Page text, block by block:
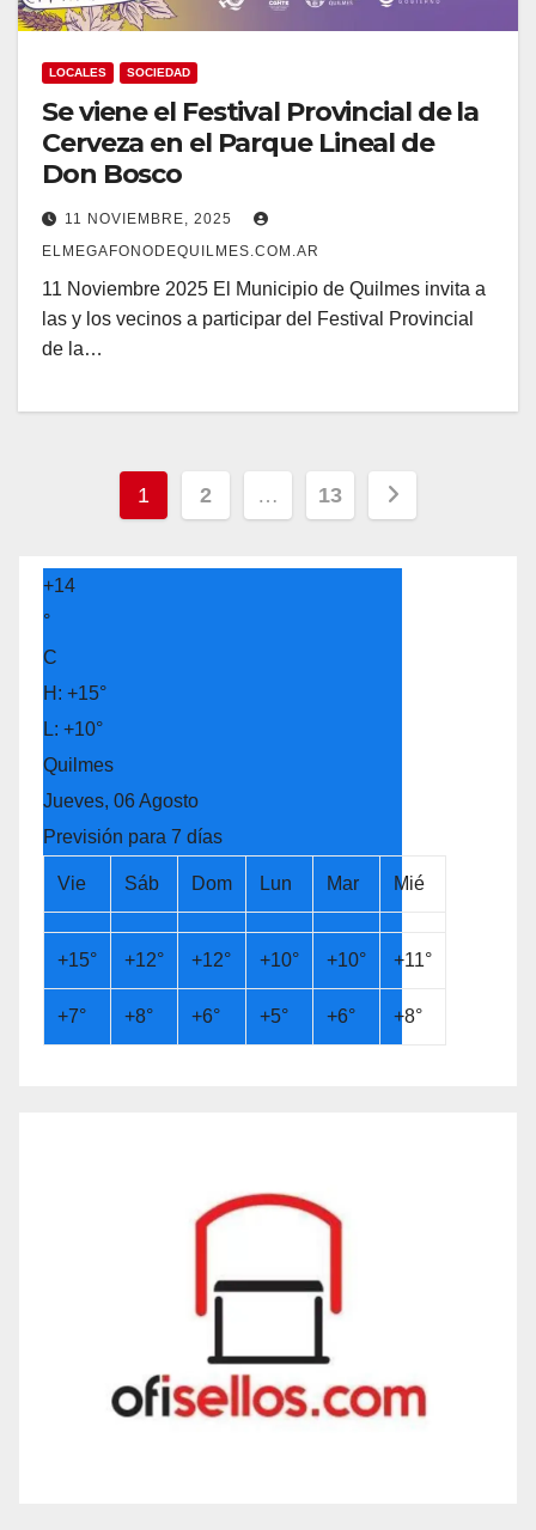
LOCALES SOCIEDAD
Se viene el Festival Provincial de la
Cerveza en el Parque Lineal de
Don Bosco
11 NOVIEMBRE, 2025
ELMEGAFONODEQUILMES.COM.AR
11 Noviembre 2025 El Municipio de Quilmes invita a
las y los vecinos a participar del Festival Provincial
de la…
Navegación
1 2 … 13
+14
°
C
H: +15°
L: +10°
Quilmes
Jueves, 06 Agosto
Previsión para 7 días
Vie Sáb Dom Lun Mar Mié
+15° +12° +12° +10° +10° +11°
+7° +8° +6° +5° +6° +8°